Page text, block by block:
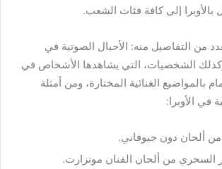
إلى كافة فئات الشعب.
من التفاصيل منه: الأحبال الصوتية في
وكذلك الشخصيات، التي يشاهدها الأشخاص في
بالمواضيع الغنائية المختارة، ومن أمثلة
في الأوبرا:
من ألحان دون جيوفاني.
السحري من ألحان الفنان موتزارت.